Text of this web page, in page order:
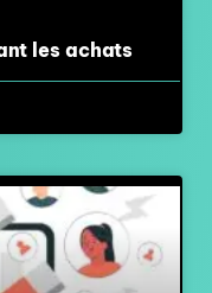
les achats